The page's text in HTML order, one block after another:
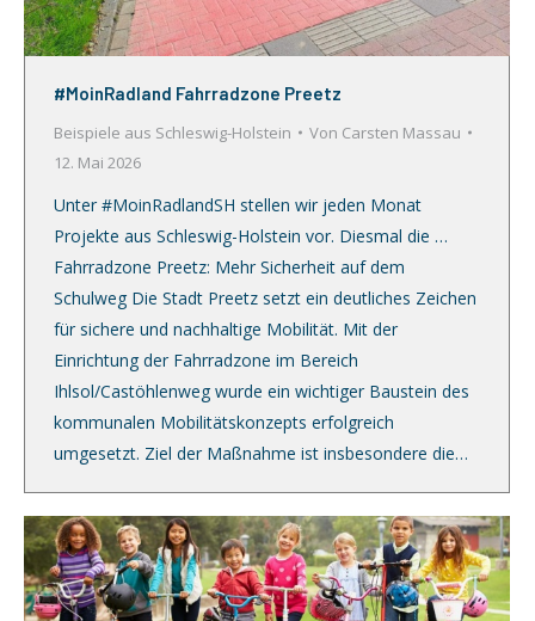
#MoinRadland Fahrradzone Preetz
Beispiele aus Schleswig-Holstein
Von Carsten Massau
12. Mai 2026
Unter #MoinRadlandSH stellen wir jeden Monat
Projekte aus Schleswig-Holstein vor. Diesmal die …
Fahrradzone Preetz: Mehr Sicherheit auf dem
Schulweg Die Stadt Preetz setzt ein deutliches Zeichen
für sichere und nachhaltige Mobilität. Mit der
Einrichtung der Fahrradzone im Bereich
Ihlsol/Castöhlenweg wurde ein wichtiger Baustein des
kommunalen Mobilitätskonzepts erfolgreich
umgesetzt. Ziel der Maßnahme ist insbesondere die…